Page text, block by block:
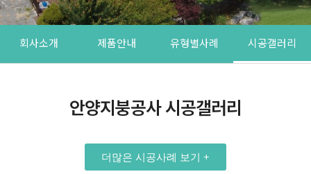
회사소개 제품안내 유형별사례 시공갤러리
안양지붕공사 시공갤러리
더많은 시공사례 보기 +